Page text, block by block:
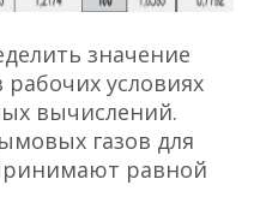
значение
рабочих условиях
вычислений.
газов для
равной